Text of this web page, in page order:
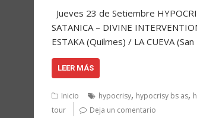
Jueves 23 de Setiembre
SATANICA – DIVINE
ESTAKA (Quilmes) / LA CUEVA
LEER MÁS
Inicio hypocrisy, hypocrisy bs as,
tour
Deja un comentario